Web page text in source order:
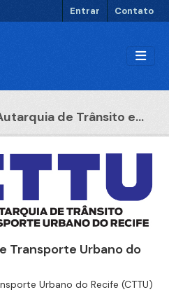
Entrar Contato
de Trânsito e...
Transporte Urbano do
Urbano do Recife (CTTU)